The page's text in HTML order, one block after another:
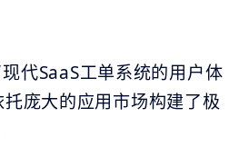
代SaaS工单系统的用户体
庞大的应用市场构建了极